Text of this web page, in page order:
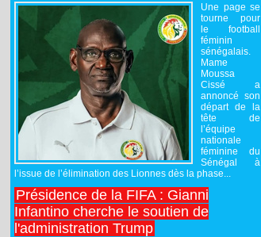
Une page se
tourne pour
le football
féminin
sénégalais.
Mame
Moussa
Cissé a
annoncé son
départ de la
tête de
l’équipe
nationale
féminine du
Sénégal à
l’issue de l’élimination des Lionnes dès la phase...
Présidence de la FIFA : Gianni
Infantino cherche le soutien de
l'administration Trump